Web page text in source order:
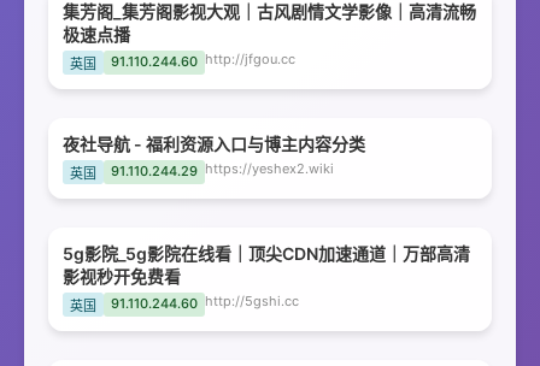
集芳阁_集芳阁影视大观｜古风剧情文学影像｜高清流畅
极速点播
英国 91.110.244.60 http://jfgou.cc
夜社导航 - 福利资源入口与博主内容分类
英国 91.110.244.29 https://yeshex2.wiki
5g影院_5g影院在线看｜顶尖CDN加速通道｜万部高清
影视秒开免费看
英国 91.110.244.60 http://5gshi.cc